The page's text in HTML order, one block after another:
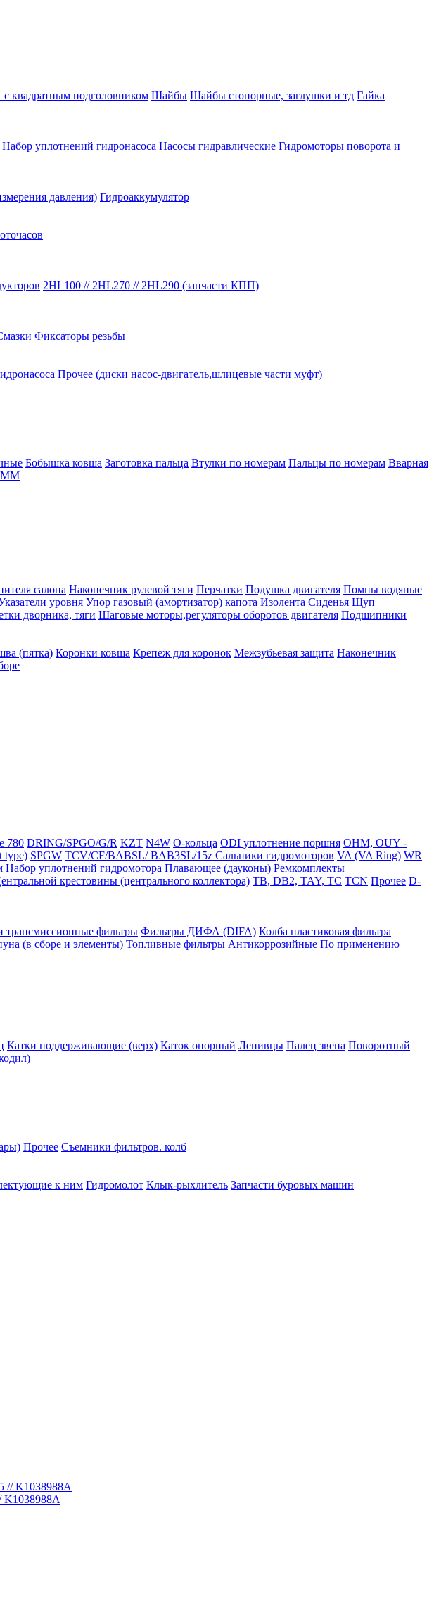
с квадратным подголовником Шайбы Шайбы стопорные, заглушки и тд Гайка
Набор уплотнений гидронасоса Насосы гидравлические Гидромоторы поворота и
давления) Гидроаккумулятор
2HL100 // 2HL270 // 2HL290 (запчасти КПП)
Фиксаторы резьбы
Прочее (диски насос-двигатель,шлицевые части муфт)
Бобышка ковша Заготовка пальца Втулки по номерам Пальцы по номерам Вварная
салона Наконечник рулевой тяги Перчатки Подушка двигателя Помпы водяные
уровня Упор газовый (амортизатор) капота Изолента Сиденья Щуп
дворника, тяги Шаговые моторы,регуляторы оборотов двигателя Подшипники
(пятка) Коронки ковша Крепеж для коронок Межзубьевая защита Наконечник
780 DRING/SPGO/G/R KZT N4W O-кольца ODI уплотнение поршня OHM, OUY -
type) SPGW TCV/CF/BABSL/ BAB3SL/15z Сальники гидромоторов VA (VA Ring) WR
Набор уплотнений гидромотора Плавающее (дауконы) Ремкомплекты
крестовины (центрального коллектора) TB, DB2, TAY, TC TCN Прочее D-
трансмиссионные фильтры Фильтры ДИФА (DIFA) Колба пластиковая фильтра
(в сборе и элементы) Топливные фильтры Антикоррозийные По применению
Катки поддерживающие (верх) Каток опорный Ленивцы Палец звена Поворотный
Прочее Съемники фильтров. колб
к ним Гидромолот Клык-рыхлитель Запчасти буровых машин
K1038988A